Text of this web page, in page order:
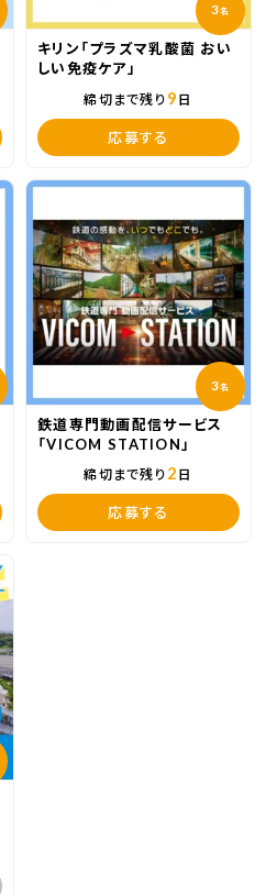
3名
キリン「プラズマ乳酸菌 おい
しい免疫ケア」
締切まで残り 9 日
応募する
3名
鉄道専門動画配信サービス
「VICOM STATION」
締切まで残り 2 日
応募する